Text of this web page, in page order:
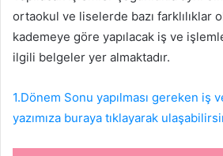
ortaokul ve liselerde bazı farklılıklar
kademeye göre yapılacak iş ve
ilgili belgeler yer almaktadır.
1.Dönem Sonu yapılması gereken iş
yazımıza buraya tıklayarak